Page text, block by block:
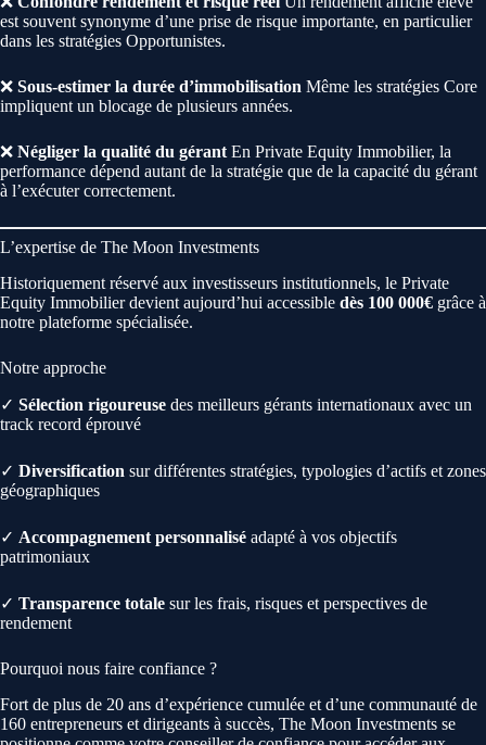
est souvent synonyme d’une prise de risque importante, en particulier
dans les stratégies Opportunistes.
❌ Sous-estimer la durée d’immobilisation Même les stratégies Core
impliquent un blocage de plusieurs années.
❌ Négliger la qualité du gérant En Private Equity Immobilier, la
performance dépend autant de la stratégie que de la capacité du gérant
à l’exécuter correctement.
L’expertise de The Moon Investments
Historiquement réservé aux investisseurs institutionnels, le Private
Equity Immobilier devient aujourd’hui accessible dès 100 000€ grâce à
notre plateforme spécialisée.
Notre approche
✓ Sélection rigoureuse des meilleurs gérants internationaux avec un
track record éprouvé
✓ Diversification sur différentes stratégies, typologies d’actifs et zones
géographiques
✓ Accompagnement personnalisé adapté à vos objectifs
patrimoniaux
✓ Transparence totale sur les frais, risques et perspectives de
rendement
Pourquoi nous faire confiance ?
Fort de plus de 20 ans d’expérience cumulée et d’une communauté de
160 entrepreneurs et dirigeants à succès, The Moon Investments se